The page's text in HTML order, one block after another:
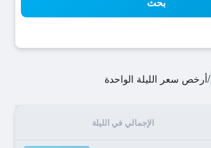
/أرخص سعر الليلة الواحدة
الإجمالي في الليلة